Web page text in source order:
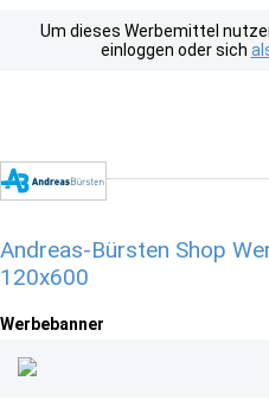
Um dieses Werbemittel
einloggen oder sich
Andreas-Bürsten Shop
120x600
Werbebanner